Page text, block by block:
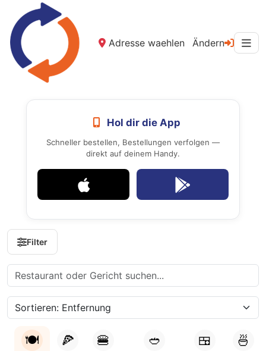
Adresse waehlen Ändern
Hol dir die App
Schneller bestellen, Bestellungen verfolgen —
direkt auf deinem Handy.
Filter
🍽️ 🍕 🍔 🥙 🍱 🍜